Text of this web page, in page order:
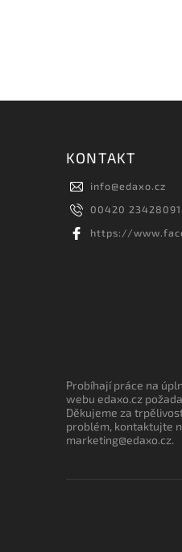
KONTAKT
info@edaxo.cz
00420
https://
Probíhají práce na
webu edaxo.cz
Děkujeme za
problém, kontaktujte
marketing@edaxo.cz.